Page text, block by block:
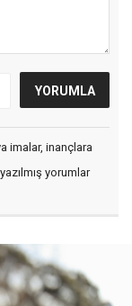
imalar, inançlara
yorumlar